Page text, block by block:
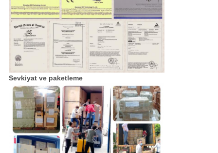
Sevkiyat ve paketleme